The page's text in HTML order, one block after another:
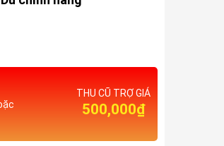
THU CŨ TRỢ GIÁ
500,000₫